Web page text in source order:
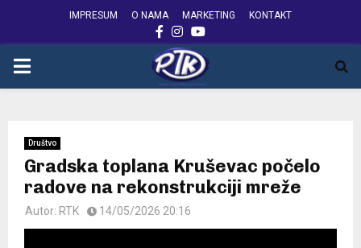
IMPRESUM O NAMA MARKETING KONTAKT
FACEBOOK
INSTAGRAM
YOUTUBE
PRIMARY
Društvo
Gradska toplana Kruševac počelo
radove na rekonstrukciji mreže
Autor: RTK 14/05/2026 20:16